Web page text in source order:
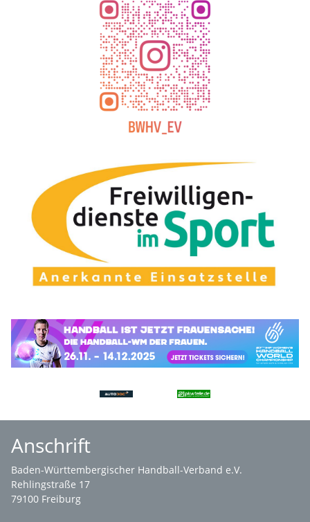
Anschrift
Baden-Württembergischer Handball-Verband e.V.
Rehlingstraße 17
79100 Freiburg